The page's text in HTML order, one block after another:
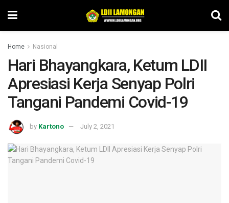
Home Nasional
Hari Bhayangkara, Ketum LDII
Apresiasi Kerja Senyap Polri
Tangani Pandemi Covid-19
by Kartono July 2, 2021